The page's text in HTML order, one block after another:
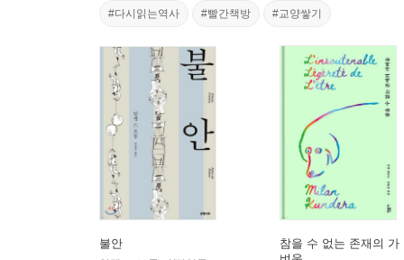
#다시읽는역사 #빨간책방 #교양쌓기
불안
참을 수 없는 존재의 가